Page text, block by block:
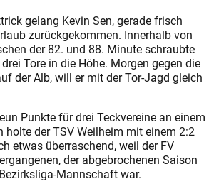
gelang Kevin Sen, gerade frisch
zurückgekommen. Innerhalb von
der 82. und 88. Minute schraubte
Tore in die Höhe. Morgen gegen die
der Alb, will er mit der Tor-Jagd gleich
Punkte für drei Teckvereine an einem
holte der TSV Weilheim mit einem 2:2
etwas überraschend, weil der FV
der abgebrochenen Saison
Mannschaft war.